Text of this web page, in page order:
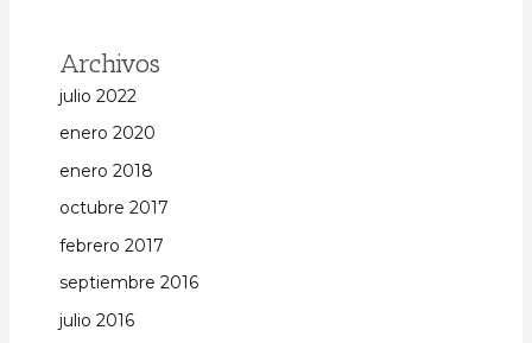
Archivos
julio 2022
enero 2020
enero 2018
octubre 2017
febrero 2017
septiembre 2016
julio 2016